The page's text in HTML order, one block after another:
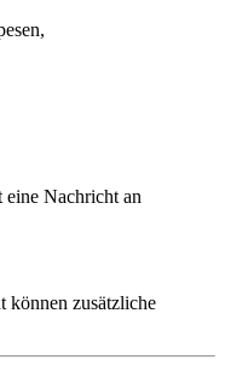
eine Nachricht an
zusätzliche